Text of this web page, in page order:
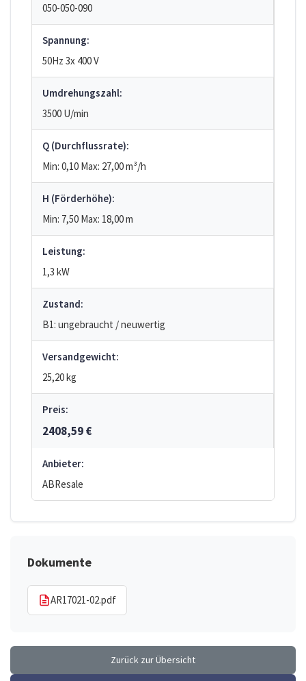
050-050-090
Spannung:
50Hz 3x 400 V
Umdrehungszahl:
3500 U/min
Q (Durchflussrate):
Min: 0,10 Max: 27,00m³/h
H (Förderhöhe):
Min: 7,50 Max: 18,00m
Leistung:
1,3 kW
Zustand:
B1: ungebraucht / neuwertig
Versandgewicht:
25,20 kg
Preis:
2408,59 €
Anbieter:
ABResale
Dokumente
AR17021-02.pdf
Zurück zur Übersicht